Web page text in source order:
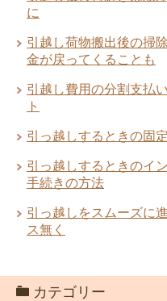
越しする
引っ越
大手引
引越し
リットと
引っ越
に
引越し荷物搬出後の掃
金が戻ってくることも
引越し費用の分割支払
ト
引っ越しするときの固
引っ越しするときのイ
手続きの方法
引っ越しをスムーズに
ス無く
カテゴリー